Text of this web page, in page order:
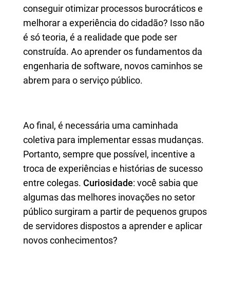
conseguir otimizar processos burocráticos e
melhorar a experiência do cidadão? Isso não
é só teoria, é a realidade que pode ser
construída. Ao aprender os fundamentos da
engenharia de software, novos caminhos se
abrem para o serviço público.
Ao final, é necessária uma caminhada
coletiva para implementar essas mudanças.
Portanto, sempre que possível, incentive a
troca de experiências e histórias de sucesso
entre colegas. Curiosidade: você sabia que
algumas das melhores inovações no setor
público surgiram a partir de pequenos grupos
de servidores dispostos a aprender e aplicar
novos conhecimentos?